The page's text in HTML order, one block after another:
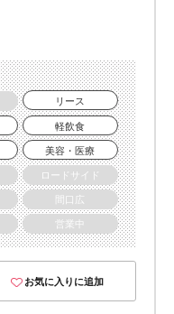
リース
軽飲食
美容・医療
ロードサイド
間口広
営業中
お気に入りに追加